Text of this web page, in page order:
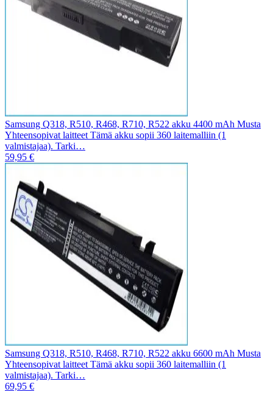
Samsung Q318, R510, R468, R710, R522 akku 4400 mAh Musta
Yhteensopivat laitteet Tämä akku sopii 360 laitemalliin (1
valmistajaa). Tarki…
59,95 €
Samsung Q318, R510, R468, R710, R522 akku 6600 mAh Musta
Yhteensopivat laitteet Tämä akku sopii 360 laitemalliin (1
valmistajaa). Tarki…
69,95 €